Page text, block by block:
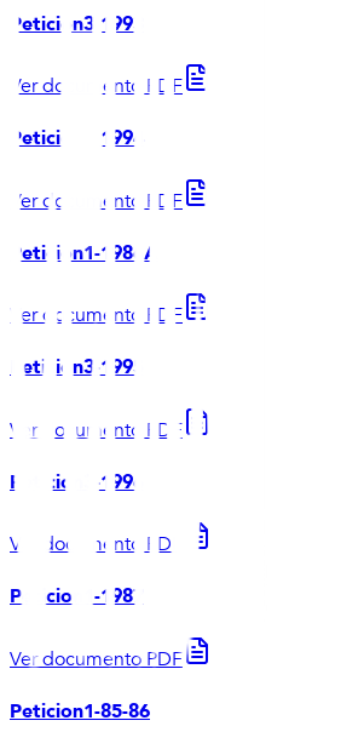
Peticion3-1993
Ver documento PDF
Peticion3-1994
Ver documento PDF
Peticion1-1986A
Ver documento PDF
Peticion3-1995
Ver documento PDF
Peticion3-1996
Ver documento PDF
Peticion1-1987
Ver documento PDF
Peticion1-85-86